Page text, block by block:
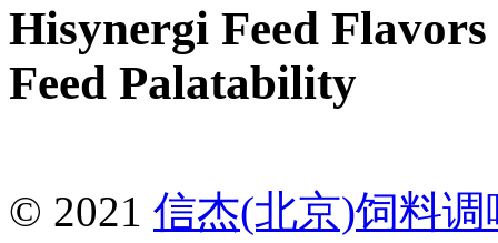
Hisynergi Feed
Feed Palatability
© 2021 信杰(北京)饲料